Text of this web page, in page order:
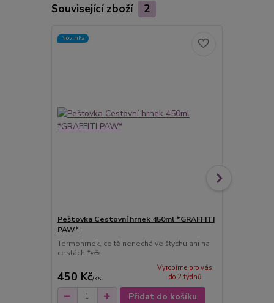
Související zboží 2
Novinka
Peštovka Cestovní hrnek 450ml *GRAFFITI
PAW*
Termohrnek, co tě nenechá ve štychu ani na
cestách 🐾☕
450 Kč/ks
Vyrobíme pro vás
do 2 týdnů
Přidat do košíku